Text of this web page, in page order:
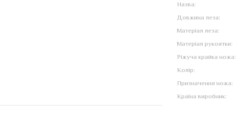
Назва:
Довжина леза:
Матеріал леза:
Матеріал рукоятки:
Ріжуча крайка ножа:
Колір:
Призначення ножа:
Країна виробник: